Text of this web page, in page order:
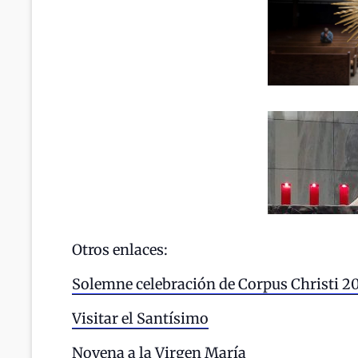
Otros enlaces:
Solemne celebración de Corpus Christi
Visitar el Santísimo
Novena a la Virgen María